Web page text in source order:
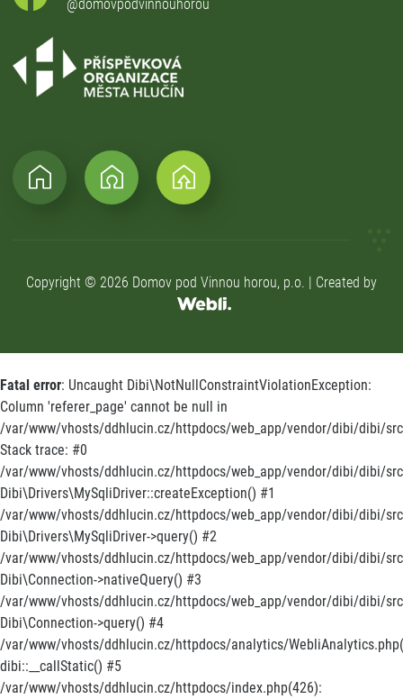
@domovpodvinnouhorou
Copyright © 2026 Domov pod Vinnou horou, p.o. | Created by
Fatal error: Uncaught Dibi\NotNullConstraintViolationException:
Column 'referer_page' cannot be null in
/var/www/vhosts/ddhlucin.cz/httpdocs/web_app/vendor/dibi/dibi/
Stack trace: #0
/var/www/vhosts/ddhlucin.cz/httpdocs/web_app/vendor/dibi/dibi/
Dibi\Drivers\MySqliDriver::createException() #1
/var/www/vhosts/ddhlucin.cz/httpdocs/web_app/vendor/dibi/dibi/
Dibi\Drivers\MySqliDriver->query() #2
/var/www/vhosts/ddhlucin.cz/httpdocs/web_app/vendor/dibi/dibi/
Dibi\Connection->nativeQuery() #3
/var/www/vhosts/ddhlucin.cz/httpdocs/web_app/vendor/dibi/dibi/
Dibi\Connection->query() #4
/var/www/vhosts/ddhlucin.cz/httpdocs/analytics/
dibi::__callStatic() #5
/var/www/vhosts/ddhlucin.cz/httpdocs/index.php(426):